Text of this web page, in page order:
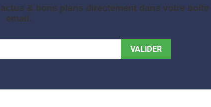
& bons plans directement dans votre boite
email.